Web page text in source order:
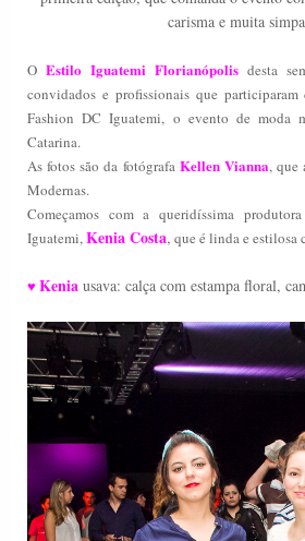
carisma e muita
O Estilo Iguatemi Florianópolisdesta
convidados e profissionais que participaram
Fashion DC Iguatemi, o evento de moda
Catarina.
As fotos são da fotógrafa Kellen Vianna, que
Modernas.
Começamos com a queridíssima
Iguatemi,Kenia Costa, que é linda e estilosa
♥ Keniausava: calça com estampa floral,